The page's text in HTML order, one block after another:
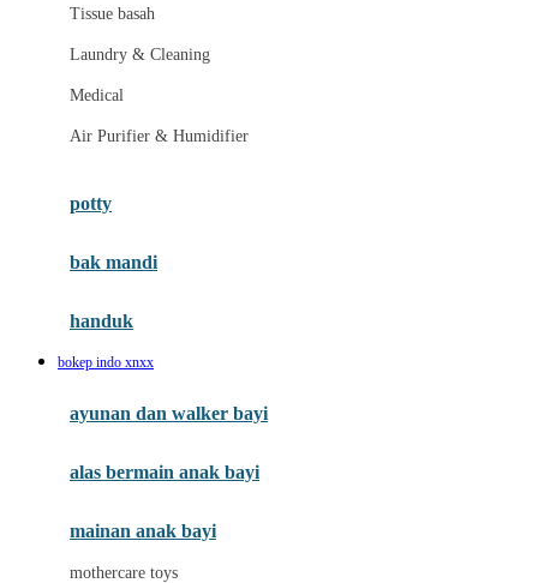
Maxi Cosi
Megabloks
Micro
MiDeer
Moby
My Buddy Tag
My K
Tissue basah
Laundry & Cleaning
Medical
Air Purifier & Humidifier
potty
bak mandi
handuk
bokep indo xnxx
ayunan dan walker bayi
alas bermain anak bayi
mainan anak bayi
mothercare toys